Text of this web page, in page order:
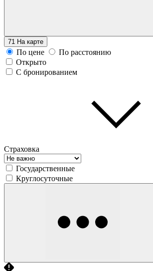
71 На карте
По цене
По расстоянию
Открыто
С бронированием
Страховка
Государственные
Круглосуточные